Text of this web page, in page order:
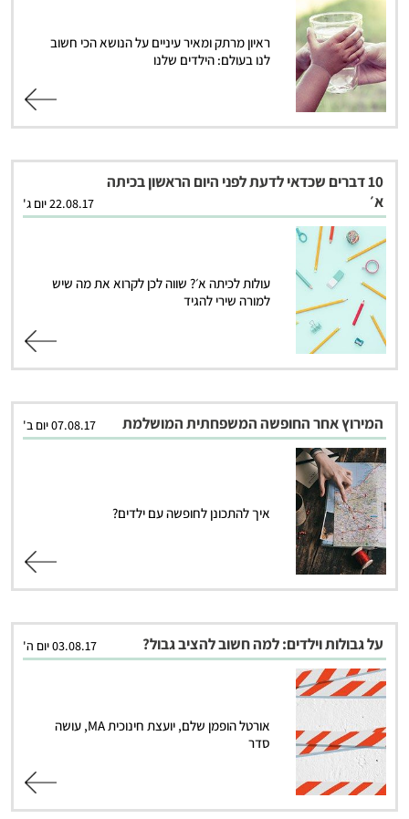
ראיון מרתק ומאיר עיניים על הנושא הכי חשוב
לנו בעולם: הילדים שלנו
10 דברים שכדאי לדעת לפני היום הראשון בכיתה
א׳
22.08.17 יום ג'
עולות לכיתה א׳? שווה לכן לקרוא את מה שיש
למורה שירי להגיד
המירוץ אחר החופשה המשפחתית המושלמת 07.08.17 יום ב'
איך להתכונן לחופשה עם ילדים?
על גבולות וילדים: למה חשוב להציב גבול? 03.08.17 יום ה'
אורטל הופמן שלם, יועצת חינוכית MA, עושה
סדר